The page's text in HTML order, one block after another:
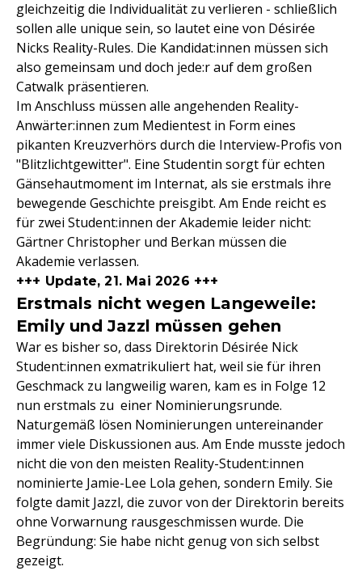
gleichzeitig die Individualität zu verlieren - schließlich
sollen alle unique sein, so lautet eine von Désirée
Nicks Reality-Rules. Die Kandidat:innen müssen sich
also gemeinsam und doch jede:r auf dem großen
Catwalk präsentieren.
Im Anschluss müssen alle angehenden Reality-
Anwärter:innen zum Medientest in Form eines
pikanten Kreuzverhörs durch die Interview-Profis von
"Blitzlichtgewitter". Eine Studentin sorgt für echten
Gänsehautmoment im Internat, als sie erstmals ihre
bewegende Geschichte preisgibt. Am Ende reicht es
für zwei Student:innen der Akademie leider nicht:
Gärtner Christopher und Berkan müssen die
Akademie verlassen.
+++ Update, 21. Mai 2026 +++
Erstmals nicht wegen Langeweile:
Emily und Jazzl müssen gehen
War es bisher so, dass Direktorin Désirée Nick
Student:innen exmatrikuliert hat, weil sie für ihren
Geschmack zu langweilig waren, kam es in Folge 12
nun erstmals zu einer Nominierungsrunde.
Naturgemäß lösen Nominierungen untereinander
immer viele Diskussionen aus. Am Ende musste jedoch
nicht die von den meisten Reality-Student:innen
nominierte Jamie-Lee Lola gehen, sondern Emily. Sie
folgte damit Jazzl, die zuvor von der Direktorin bereits
ohne Vorwarnung rausgeschmissen wurde. Die
Begründung: Sie habe nicht genug von sich selbst
gezeigt.